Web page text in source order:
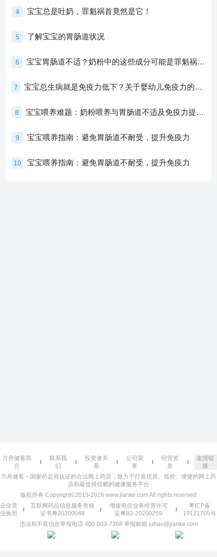
4 宝宝总是吐奶，罪魁祸首竟然是它！
5 了解宝宝的胃肠道状况
6 宝宝胃肠道不适？奶粉中的这些成分可能是罪魁祸首！
7 宝宝总生病就是免疫力低下？关于婴幼儿免疫力的真相，家长必须了解！
8 宝宝喂养难题：奶粉喂养与胃肠道不适及免疫力提升的奥秘
9 宝宝喂养指南：避免胃肠道不耐受，提升免疫力
10 宝宝喂养指南：避免胃肠道不耐受，提升免疫力
方舟健客简
介
联系我
们
投资者关
系
公司荣
誉
经营资
质
友情链
接
方舟健客－国家药监局认证的合法网上药店，致力于打造优质、低价、便捷的网上药
店和最值得信赖的健康服务平台
版权所有 Copyright©2015-2026 www.jianke.com All rights reserved
企业营
业执照
互联网药品信息服务资格
证书粤20200048
增值电信业务经营许可
证粤B2-20200259
粤ICP备
19121705号
违法和不良信息举报电话 400-003-7368 举报邮箱 jubao@jianke.com